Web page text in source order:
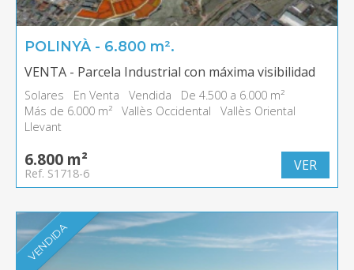
POLINYÀ - 6.800 m².
VENTA - Parcela Industrial con máxima visibilidad
Solares En Venta Vendida
De 4.500 a 6.000 m²
Más de 6.000 m²
Vallès Occidental
Vallès Oriental
Llevant
6.800 m²
Ref. S1718-6 VER
VENDIDA